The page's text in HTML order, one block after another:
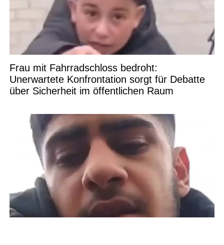
Frau mit Fahrradschloss bedroht:
Unerwartete Konfrontation sorgt für Debatte
über Sicherheit im öffentlichen Raum